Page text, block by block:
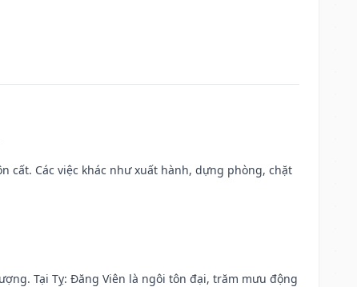
cất. Các việc khác như xuất hành, dựng phòng, chặt
Tại Tỵ: Đăng Viên là ngôi tôn đại, trăm mưu động